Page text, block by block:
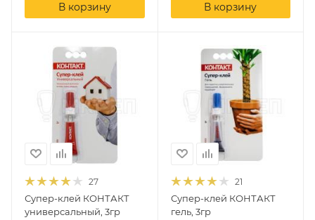
В корзину В корзину
27
Супер-клей КОНТАКТ
универсальный, 3гр
21
Супер-клей КОНТАКТ
гель, 3гр